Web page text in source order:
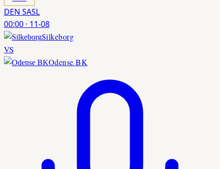
DEN SASL
00:00 · 11-08
Silkeborg
VS
Odense BK